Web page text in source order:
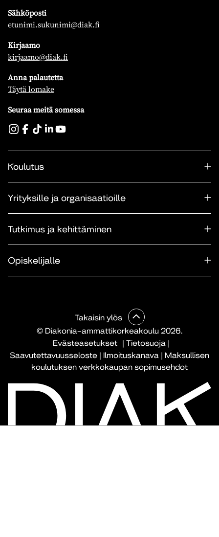
Sähköposti
etunimi.sukunimi@diak.fi
Kirjaamo
kirjaamo@diak.fi
Anna palautetta
Täytä lomake
Seuraa meitä somessa
Koulutus
Yrityksille ja organisaatioille
Tutkimus ja kehittäminen
Opiskelijalle
© Diakonia–ammattikorkeakoulu 2026.
Evästeasetukset
| Tietosuoja |
Saavutettavuusseloste | Ilmoituskanava | Maksullisen
koulutuksen verkkokaupan sopimusehdot
Takaisin ylös